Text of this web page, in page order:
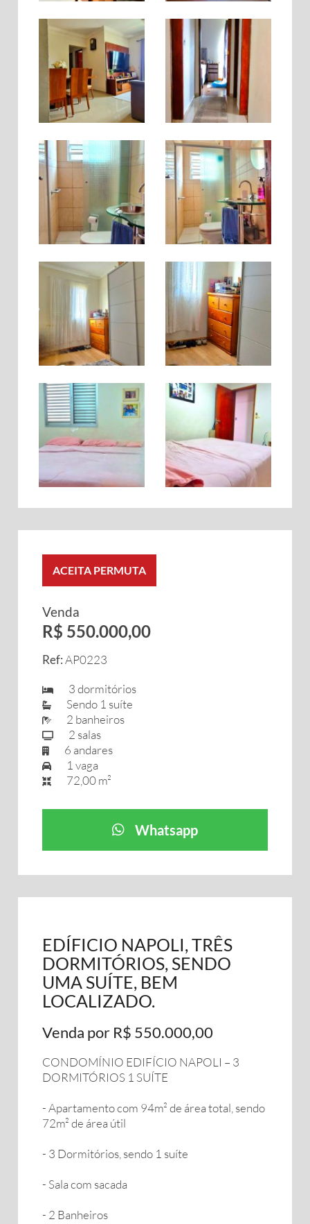
ACEITA PERMUTA
Venda
R$ 550.000,00
Ref:AP0223
3 dormitórios
Sendo 1 suíte
2 banheiros
2 salas
6 andares
1 vaga
72,00 m²
Whatsapp
EDÍFICIO NAPOLI, TRÊS
DORMITÓRIOS, SENDO
UMA SUÍTE, BEM
LOCALIZADO.
Venda por R$ 550.000,00
CONDOMÍNIO EDIFÍCIO NAPOLI – 3
DORMITÓRIOS 1 SUÍTE
- Apartamento com 94m² de área total, sendo
72m² de área útil
- 3 Dormitórios, sendo 1 suíte
- Sala com sacada
- 2 Banheiros